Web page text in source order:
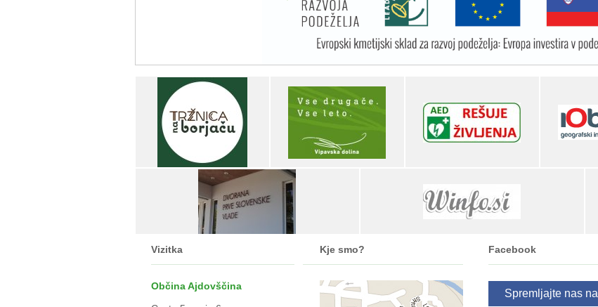
Vizitka
Občina Ajdovščina
Kje smo? Facebook
Spremljajte nas na